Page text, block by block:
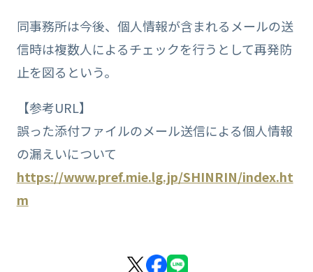
同事務所は今後、個人情報が含まれるメールの送
信時は複数人によるチェックを行うとして再発防
止を図るという。
【参考URL】
誤った添付ファイルのメール送信による個人情報
の漏えいについて
https://www.pref.mie.lg.jp/SHINRIN/index.ht
m